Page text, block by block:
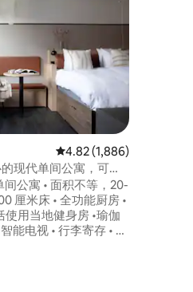
449 条评价
平均评分 4.82 分（满分
4.82 (1,886)
现代单间公寓，可住2
间公寓 • 面积不等，20-
厘米床 • 全功能厨房 •
能电视 • 行李寄存 • 可